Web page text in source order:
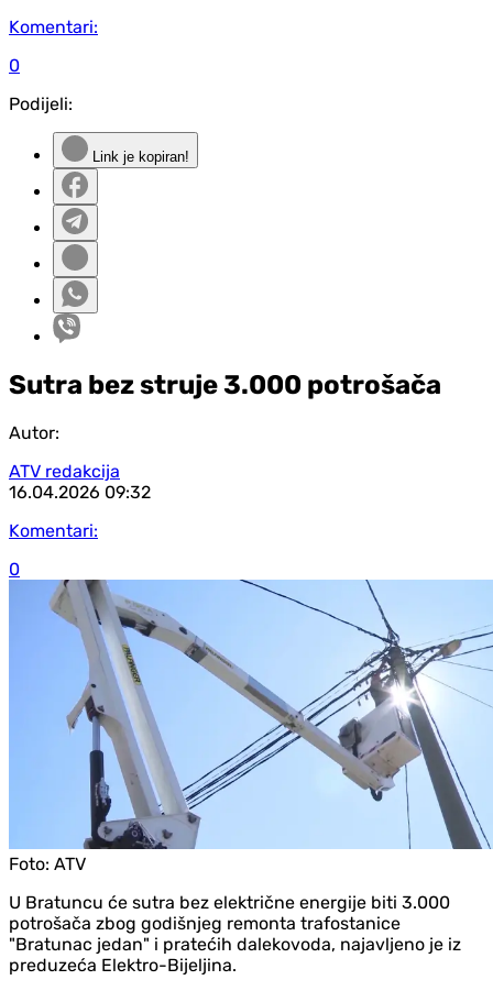
Komentari:
0
Podijeli:
Link je kopiran!
Sutra bez struje 3.000 potrošača
Autor:
ATV redakcija
16.04.2026 09:32
Komentari:
0
Foto: ATV
U Bratuncu će sutra bez električne energije biti 3.000
potrošača zbog godišnjeg remonta trafostanice
"Bratunac jedan" i pratećih dalekovoda, najavljeno je iz
preduzeća Elektro-Bijeljina.